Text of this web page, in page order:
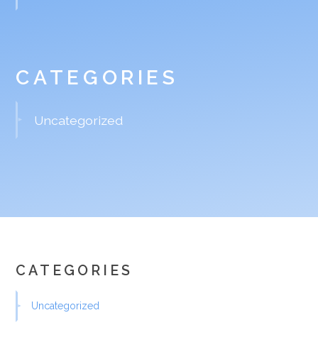
CATEGORIES
Uncategorized
CATEGORIES
Uncategorized